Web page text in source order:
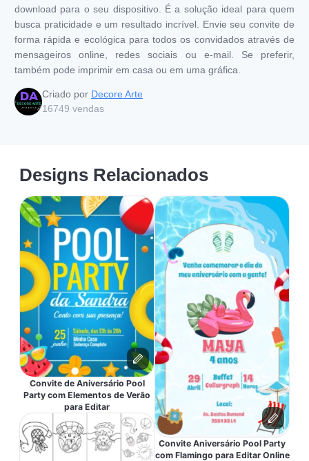
download para o seu dispositivo. É a solução ideal para quem
busca praticidade e um resultado incrível. Envie seu convite de
forma rápida e ecológica para todos os convidados através de
mensageiros online, redes sociais ou e-mail. Se preferir,
também pode imprimir em casa ou em uma gráfica.
Criado por Decore Arte
16749 vendas
Designs Relacionados
Convite de Aniversário Pool
Party com Elementos de Verão
para Editar
Convite Aniversário Pool Party
com Flamingo para Editar Online